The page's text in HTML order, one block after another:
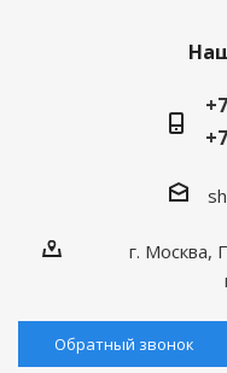
г. Москва,
Обратный звонок